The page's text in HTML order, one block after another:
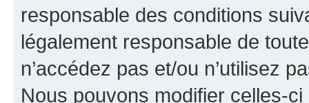
responsable des conditions
légalement responsable de
n’accédez pas et/ou n’utilisez
Nous pouvons modifier celles-